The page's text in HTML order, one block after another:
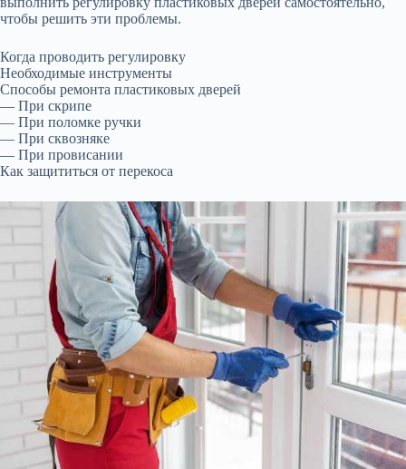
чтобы решить эти проблемы.
Когда проводить регулировку
Необходимые инструменты
Способы ремонта пластиковых дверей
— При скрипе
— При поломке ручки
— При сквозняке
— При провисании
Как защититься от перекоса